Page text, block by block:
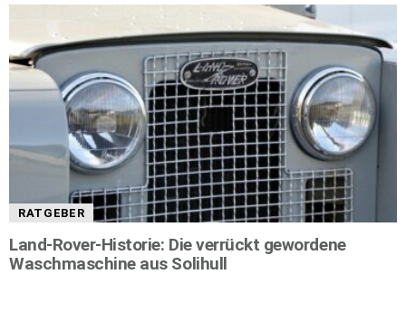
RATGEBER
Land-Rover-Historie: Die verrückt gewordene
Waschmaschine aus Solihull